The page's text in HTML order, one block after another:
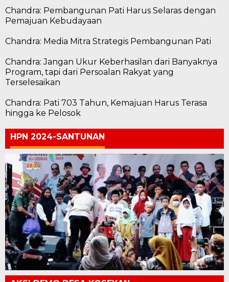
Chandra: Pembangunan Pati Harus Selaras dengan
Pemajuan Kebudayaan
Chandra: Media Mitra Strategis Pembangunan Pati
Chandra: Jangan Ukur Keberhasilan dari Banyaknya
Program, tapi dari Persoalan Rakyat yang
Terselesaikan
Chandra: Pati 703 Tahun, Kemajuan Harus Terasa
hingga ke Pelosok
HPN 2024-SANTUNAN